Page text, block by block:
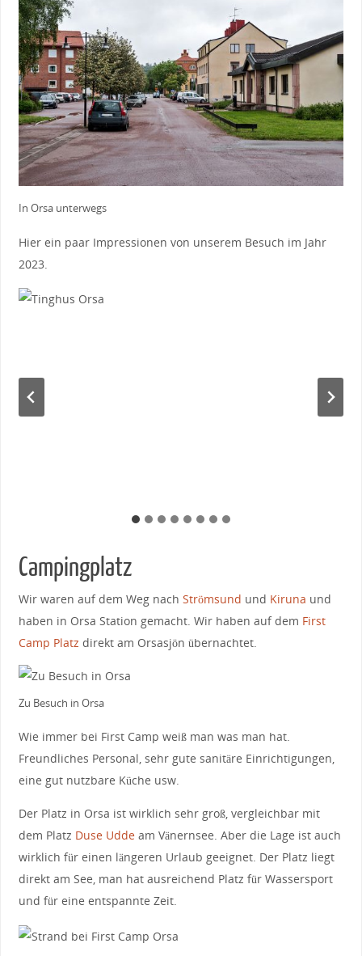
In Orsa unterwegs
Hier ein paar Impressionen von unserem Besuch im Jahr
2023.
Campingplatz
Wir waren auf dem Weg nach Strömsund und Kiruna und
haben in Orsa Station gemacht. Wir haben auf dem First
Camp Platz direkt am Orsasjön übernachtet.
Zu Besuch in Orsa
Wie immer bei First Camp weiß man was man hat.
Freundliches Personal, sehr gute sanitäre Einrichtigungen,
eine gut nutzbare Küche usw.
Der Platz in Orsa ist wirklich sehr groß, vergleichbar mit
dem Platz Duse Uddeam Vänernsee. Aber die Lage ist auch
wirklich für einen längeren Urlaub geeignet. Der Platz liegt
direkt am See, man hat ausreichend Platz für Wassersport
und für eine entspannte Zeit.